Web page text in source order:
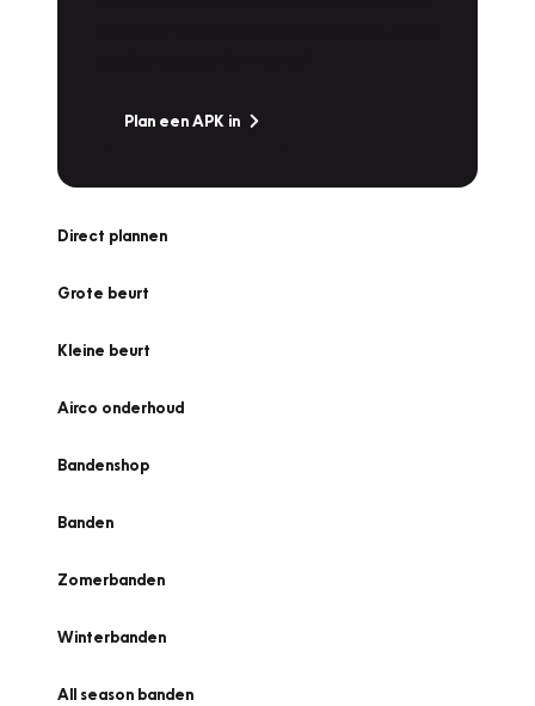
Plan een APK in
Direct plannen
Grote beurt
Kleine beurt
Airco onderhoud
Bandenshop
Banden
Zomerbanden
Winterbanden
All season banden